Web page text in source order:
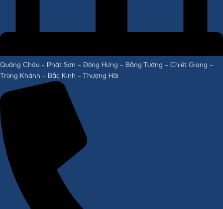
Quảng Châu - Phật Sơn - Đông Hưng - Bằng Tường - Chiết Giang -
Trùng Khánh - Bắc Kinh - Thượng Hải